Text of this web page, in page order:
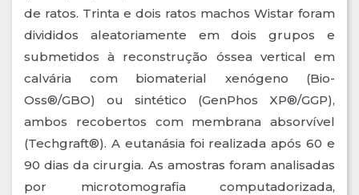
de ratos. Trinta e dois ratos machos Wistar foram
divididos aleatoriamente em dois grupos e
submetidos à reconstrução óssea vertical em
calvária com biomaterial xenógeno (Bio-
Oss®/GBO) ou sintético (GenPhos XP®/GGP),
ambos recobertos com membrana absorvível
(Techgraft®). A eutanásia foi realizada após 60 e
90 dias da cirurgia. As amostras foram analisadas
por microtomografia computadorizada,